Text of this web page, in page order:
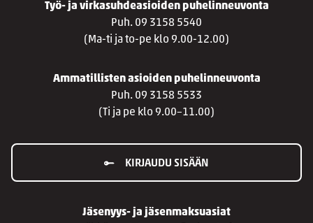
Työ- ja virkasuhdeasioiden puhelinneuvonta
Puh. 09 3158 5540
(Ma-ti ja to-pe klo 9.00-12.00)
Ammatillisten asioiden puhelinneuvonta
Puh. 09 3158 5533
(Ti ja pe klo 9.00–11.00)
KIRJAUDU SISÄÄN
Jäsenyys- ja jäsenmaksuasiat